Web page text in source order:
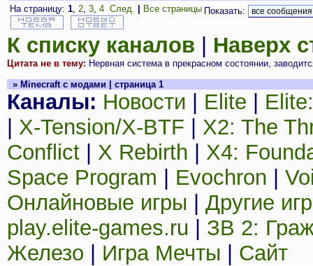
На страницу: 1, 2, 3, 4 След. Все страницы Показать:
К списку каналов Наверх
Цитата не в тему: Нервная система в прекрасном состоянии,
» Minecraft с модами | страница 1
Каналы: Новости Elite
X-Tension/X-BTF
X2: The
Conflict
X Rebirth
X4:
Space Program
Evochron
Онлайновые игры
Другие
play.elite-games.ru
ЗВ 2:
Железо
Игра Мечты Сайт